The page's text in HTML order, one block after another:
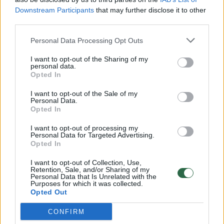
Downstream Participants that may further disclose it to other
Personal Data Processing Opt Outs
I want to opt-out of the Sharing of my
personal data.
Opted In
I want to opt-out of the Sale of my
Personal Data.
Opted In
I want to opt-out of processing my
Personal Data for Targeted Advertising.
Opted In
I want to opt-out of Collection, Use,
Retention, Sale, and/or Sharing of my
Personal Data that Is Unrelated with the
Purposes for which it was collected.
Opted Out
CONFIRM
Savaitės vidurys nusimato karštas: temperatūra kils iki
Ukrainos politikoje: jis yra neteisus
Laidos | Nauja diena
K. Prunskienės brolis prisiminė jaudinančią akimirką
prieš mirtį: „Tai buvo simbolinis mūsų pagerbimo
ženklas“
Žinios | Lietuvos diena
Visi įrašai